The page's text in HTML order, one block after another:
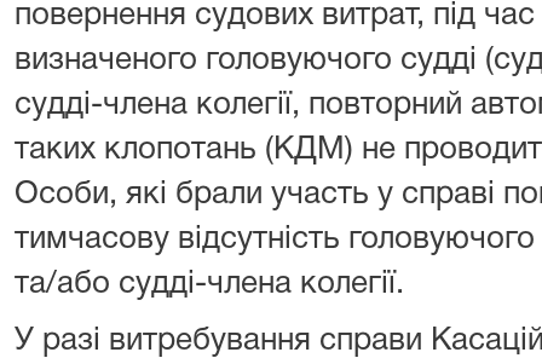
повернення судових витрат, під час
визначеного головуючого судді
судді-члена колегії, повторний
таких клопотань (КДМ) не
Особи, які брали участь у справі
тимчасову відсутність
та/або судді-члена колегії.
У разі витребування справи